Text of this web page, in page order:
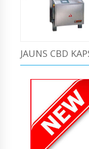
JAUNS CBD